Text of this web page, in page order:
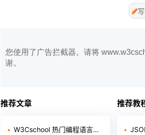
您使用了广告拦截器。请将
谢。
推荐文章
W3Cschool 热门编程语言排行榜 2020年 10月 TOP10
推荐教